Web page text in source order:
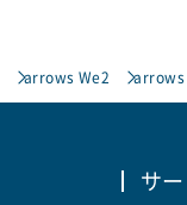
arrows We2 arrows
サ